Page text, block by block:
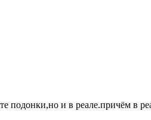
подонки,но и в реале.причём в